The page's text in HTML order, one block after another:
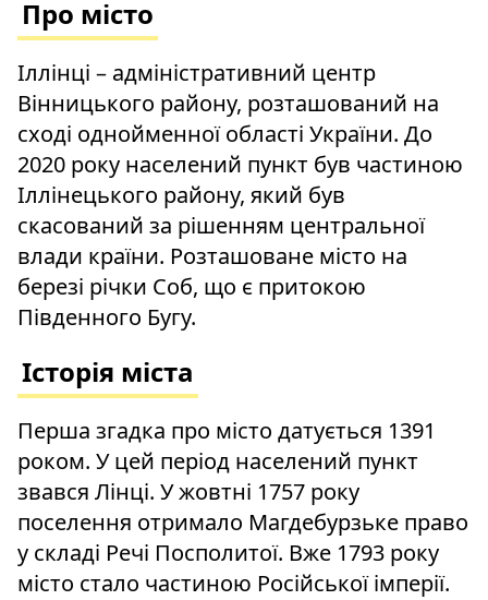
Про місто
Іллінці – адміністративний центр
Вінницького району, розташований на
сході однойменної області України. До
2020 року населений пункт був частиною
Іллінецького району, який був
скасований за рішенням центральної
влади країни. Розташоване місто на
березі річки Соб, що є притокою
Південного Бугу.
Історія міста
Перша згадка про місто датується 1391
роком. У цей період населений пункт
звався Лінці. У жовтні 1757 року
поселення отримало Магдебурзьке право
у складі Речі Посполитої. Вже 1793 року
місто стало частиною Російської імперії.